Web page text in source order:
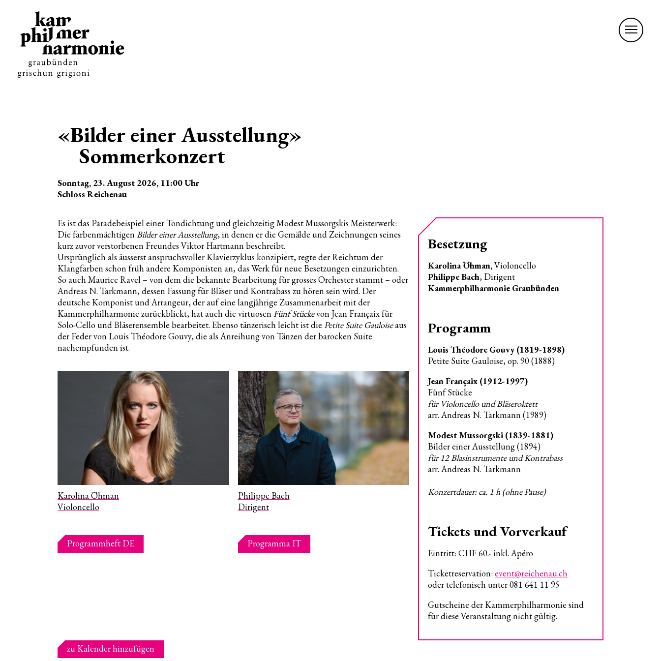
«Bilder einer Ausstellung»
Sommerkonzert
Sonntag, 23. August 2026, 11:00Uhr
Schloss Reichenau
Es ist das Paradebeispiel einer Tondichtung und gleichzeitig Modest Mussorgskis Meisterwerk:
Die farbenmächtigen Bilder einer Ausstellung, in denen er die Gemälde und Zeichnungen seines
kurz zuvor verstorbenen Freundes Viktor Hartmann beschreibt.
Ursprünglich als äusserst anspruchsvoller Klavierzyklus konzipiert, regte der Reichtum der
Klangfarben schon früh andere Komponisten an, das Werk für neue Besetzungen einzurichten.
So auch Maurice Ravel – von dem die bekannte Bearbeitung für grosses Orchester stammt – oder
Andreas N. Tarkmann, dessen Fassung für Bläser und Kontrabass zu hören sein wird. Der
deutsche Komponist und Arrangeur, der auf eine langjährige Zusammenarbeit mit der
Kammerphilharmonie zurückblickt, hat auch die virtuosen Fünf Stückevon Jean Françaix für
Solo-Cello und Bläserensemble bearbeitet. Ebenso tänzerisch leicht ist die Petite Suite Gauloiseaus
der Feder von Louis Théodore Gouvy, die als Anreihung von Tänzen der barocken Suite
nachempfunden ist.
Karolina Öhman
Violoncello
Philippe Bach
Dirigent
Programmheft DE Programma IT
Besetzung
Karolina Öhman,Violoncello
Philippe Bach, Dirigent
Kammerphilharmonie Graubünden
Programm
Louis Théodore Gouvy (1819-1898)
Petite Suite Gauloise, op. 90 (1888)
Jean Françaix (1912-1997)
Fünf Stücke
für Violoncello und Bläseroktett
arr. Andreas N. Tarkmann (1989)
Modest Mussorgski (1839-1881)
Bilder einer Ausstellung (1894)
für 12 Blasinstrumente und Kontrabass
arr. Andreas N. Tarkmann
Konzertdauer: ca. 1 h (ohne Pause)
Tickets und Vorverkauf
Eintritt: CHF 60.- inkl. Apéro
Ticketreservation:event@reichenau.ch
oder telefonisch unter 081 641 11 95
Gutscheine der Kammerphilharmonie sind
für diese Veranstaltung nicht gültig.
zu Kalender hinzufügen